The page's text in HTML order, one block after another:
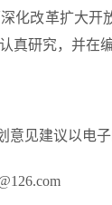
化改革扩大开
真研究，并在
意见建议以电